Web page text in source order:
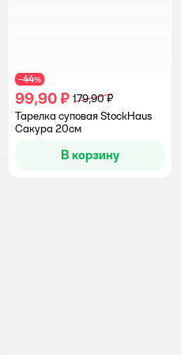
−44%
99,90 ₽ 179,90 ₽
Тарелка суповая StockHaus
Сакура 20см
В корзину